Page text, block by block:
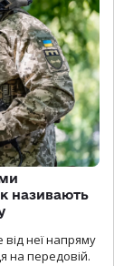
називають
неї напряму
на передовій.